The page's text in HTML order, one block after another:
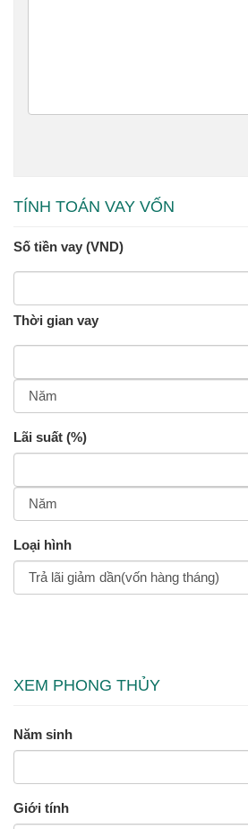
TÍNH TOÁN VAY VỐN
Số tiền vay (VND)
Thời gian vay
Lãi suất (%)
Loại hình
XEM PHONG THỦY
Năm sinh
Giới tính